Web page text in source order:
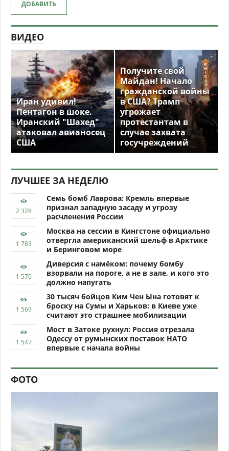
ДОБАВИТЬ
ВИДЕО
Иран удивил!
Пентагон в шоке.
Иранский "Шахед"
атаковал авианосец
США
Получите свой
Майдан! Начало
гражданской войны
в США? Трамп
угрожает
протестантам в
случае захвата
госучреждений
ЛУЧШЕЕ ЗА НЕДЕЛЮ
Семь бомб Лаврова: Кремль впервые
признал западную засаду и угрозу
расчленения России
Москва на сессии в Кингстоне официально
отвергла американский шельф в Арктике
и Беринговом море
Диверсия с намёком: почему бомбу
взорвали на пороге, а не в зале, и кого это
должно напугать
30 тысяч бойцов Ким Чен Ына готовят к
броску на Сумы и Харьков: в Киеве уже
считают это страшнее мобилизации
Мост в Затоке рухнул: Россия отрезала
Одессу от румынских поставок НАТО
впервые с начала войны
ФОТО